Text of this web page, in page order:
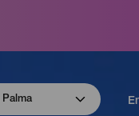
Palma